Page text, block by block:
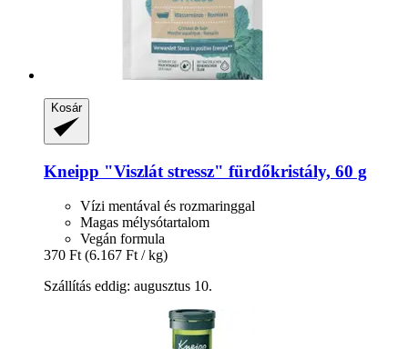
Kosár
Kneipp "Viszlát stressz" fürdőkristály, 60 g
Vízi mentával és rozmaringgal
Magas mélysótartalom
Vegán formula
370 Ft (6.167 Ft / kg)
Szállítás eddig: augusztus 10.